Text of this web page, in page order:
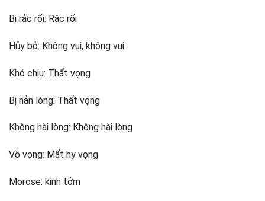
Bị rắc rối: Rắc rối
Hủy bỏ: Không vui, không vui
Khó chịu: Thất vọng
Bị nản lòng: Thất vọng
Không hài lòng: Không hài lòng
Vô vọng: Mất hy vọng
Morose: kinh tởm